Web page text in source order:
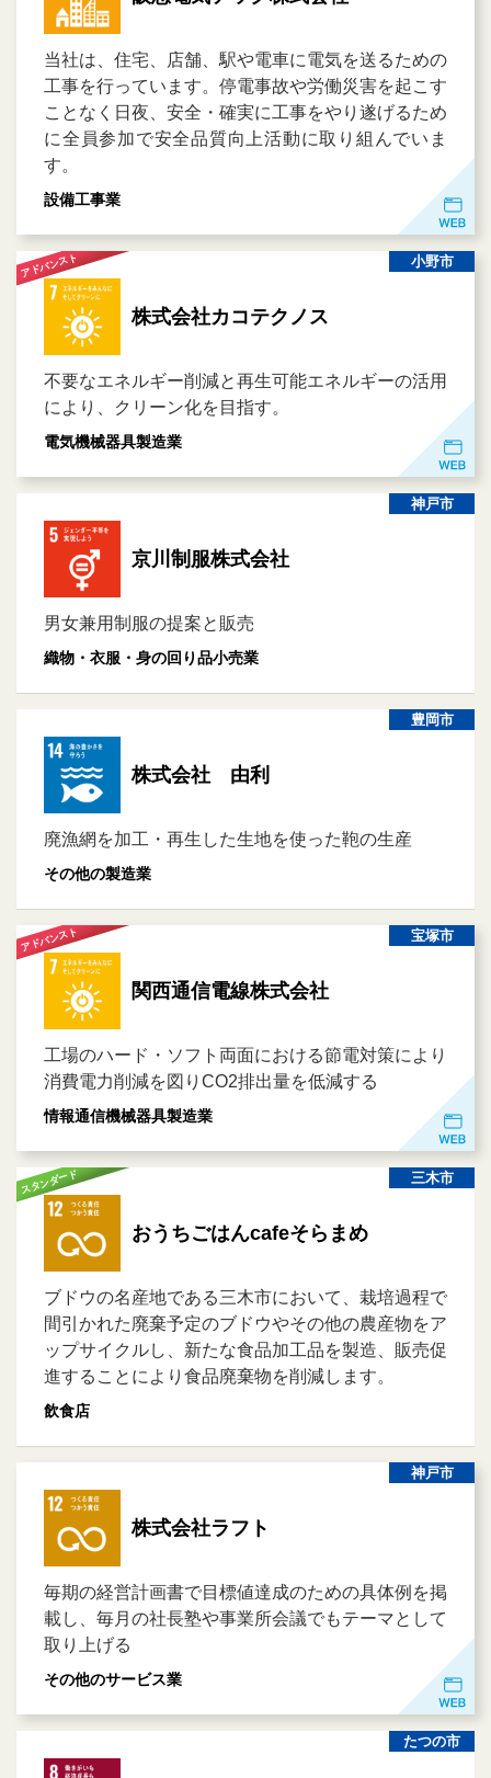
当社は、住宅、店舗、駅や電車に電気を送るための
工事を行っています。停電事故や労働災害を起こす
ことなく日夜、安全・確実に工事をやり遂げるため
に全員参加で安全品質向上活動に取り組んでいま
す。
設備工事業
小野市
アドバンスト
株式会社カコテクノス
不要なエネルギー削減と再生可能エネルギーの活用
により、クリーン化を目指す。
電気機械器具製造業
神戸市
京川制服株式会社
男女兼用制服の提案と販売
織物・衣服・身の回り品小売業
豊岡市
株式会社 由利
廃漁網を加工・再生した生地を使った鞄の生産
その他の製造業
宝塚市
アドバンスト
関西通信電線株式会社
工場のハード・ソフト両面における節電対策により
消費電力削減を図りCO2排出量を低減する
情報通信機械器具製造業
三木市
スタンダード
おうちごはんcafeそらまめ
ブドウの名産地である三木市において、栽培過程で
間引かれた廃棄予定のブドウやその他の農産物をア
ップサイクルし、新たな食品加工品を製造、販売促
進することにより食品廃棄物を削減します。
飲食店
神戸市
株式会社ラフト
毎期の経営計画書で目標値達成のための具体例を掲
載し、毎月の社長塾や事業所会議でもテーマとして
取り上げる
その他のサービス業
たつの市